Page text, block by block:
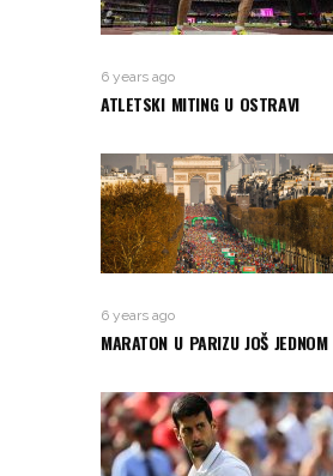
6 years ago
ATLETSKI MITING U OSTRAVI
6 years ago
MARATON U PARIZU JOŠ